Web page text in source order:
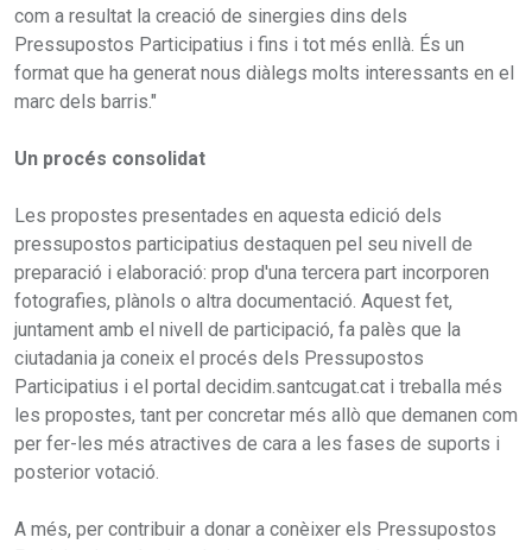
com a resultat la creació de sinergies dins dels
Pressupostos Participatius i fins i tot més enllà. És un
format que ha generat nous diàlegs molts interessants en el
marc dels barris."
Un procés consolidat
Les propostes presentades en aquesta edició dels
pressupostos participatius destaquen pel seu nivell de
preparació i elaboració: prop d'una tercera part incorporen
fotografies, plànols o altra documentació. Aquest fet,
juntament amb el nivell de participació, fa palès que la
ciutadania ja coneix el procés dels Pressupostos
Participatius i el portal decidim.santcugat.cat i treballa més
les propostes, tant per concretar més allò que demanen com
per fer-les més atractives de cara a les fases de suports i
posterior votació.
A més, per contribuir a donar a conèixer els Pressupostos